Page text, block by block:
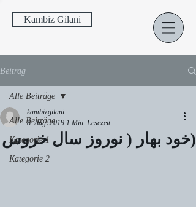
Kambiz Gilani
Beitrag
Alle Beiträge
Kategorie 1
Kategorie 2
Alle Beiträge
(خود بهار ( نوروز سال خروس
kambizgilani
8. Aug. 2019 1 Min. Lesezeit